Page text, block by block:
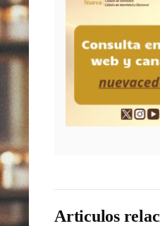
Articulos